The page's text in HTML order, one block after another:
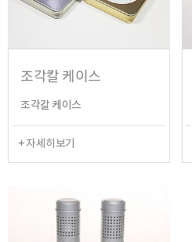
조각칼 케이스
조각칼 케이스
+ 자세히보기